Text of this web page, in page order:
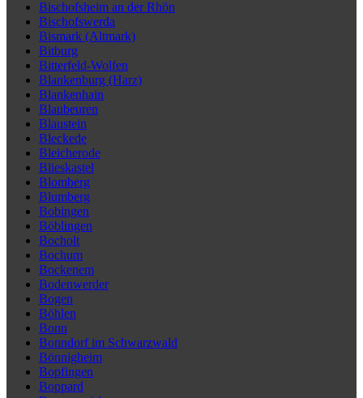
Bischofsheim an der Rhön
Bischofswerda
Bismark (Altmark)
Bitburg
Bitterfeld-Wolfen
Blankenburg (Harz)
Blankenhain
Blaubeuren
Blaustein
Bleckede
Bleicherode
Blieskastel
Blomberg
Blumberg
Bobingen
Böblingen
Bocholt
Bochum
Bockenem
Bodenwerder
Bogen
Böhlen
Bonn
Bonndorf im Schwarzwald
Bönnigheim
Bopfingen
Boppard